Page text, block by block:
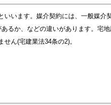
います。媒介契約には、一般媒介
か、などの違いがあります。宅
ん(宅建業法34条の2)。